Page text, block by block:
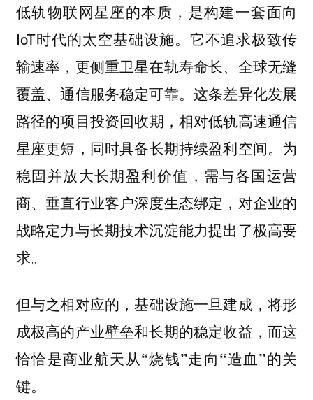
低轨物联网星座的本质，是构建一套面向
IoT时代的太空基础设施。它不追求极致传
输速率，更侧重卫星在轨寿命长、全球无缝
覆盖、通信服务稳定可靠。这条差异化发展
路径的项目投资回收期，相对低轨高速通信
星座更短 ，同时具备长期持续盈利空间。为
稳固并放大长期盈利价值，需与各国运营
商、垂直行业客户深度生态绑定，对企业的
战略定力与长期技术沉淀能力提出了极高要
求。
但与之相对应的，基础设施一旦建成，将形
成极高的产业壁垒和长期的稳定收益，而这
恰恰是商业航天从“烧钱”走向“造血”的关
键。